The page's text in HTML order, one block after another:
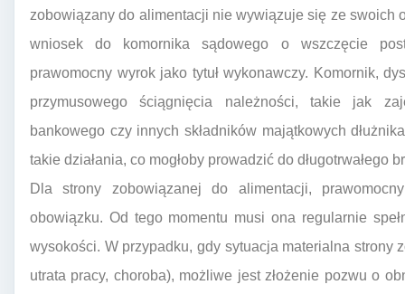
zobowiązany do alimentacji nie wywiązuje się ze swoich
wniosek do komornika sądowego o wszczęcie
prawomocny wyrok jako tytuł wykonawczy. Komornik,
przymusowego ściągnięcia należności, takie jak
bankowego czy innych składników majątkowych
takie działania, co mogłoby prowadzić do długotrwałego
Dla strony zobowiązanej do alimentacji,
obowiązku. Od tego momentu musi ona regularnie
wysokości. W przypadku, gdy sytuacja materialna strony
utrata pracy, choroba), możliwe jest złożenie pozwu o